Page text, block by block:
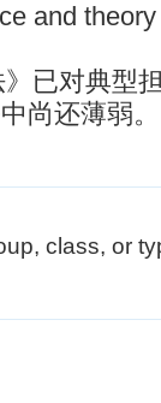
and
已对典型
尚还薄弱。
class, or